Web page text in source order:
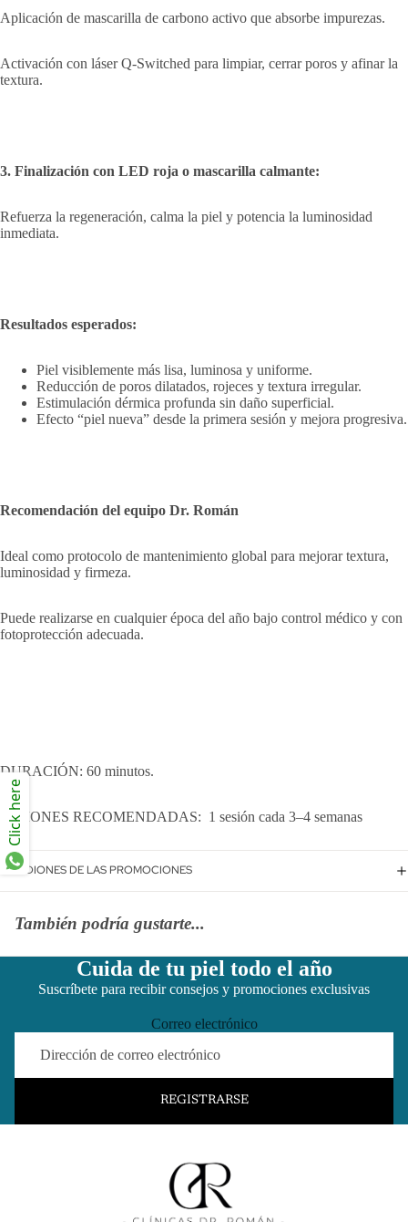
Aplicación de mascarilla de carbono activo que absorbe impurezas.
Activación con láser Q-Switched para limpiar, cerrar poros y afinar la
textura.
3. Finalización con LED roja o mascarilla calmante:
Refuerza la regeneración, calma la piel y potencia la luminosidad
inmediata.
Resultados esperados:
Piel visiblemente más lisa, luminosa y uniforme.
Reducción de poros dilatados, rojeces y textura irregular.
Estimulación dérmica profunda sin daño superficial.
Efecto “piel nueva” desde la primera sesión y mejora progresiva.
Recomendación del equipo Dr. Román
Ideal como protocolo de mantenimiento global para mejorar textura,
luminosidad y firmeza.
Puede realizarse en cualquier época del año bajo control médico y con
fotoprotección adecuada.
DURACIÓN: 60 minutos.
SESIONES RECOMENDADAS: 1 sesión cada 3–4 semanas
CONDIONES DE LAS PROMOCIONES
También podría gustarte...
Cuida de tu piel todo el año
Suscríbete para recibir consejos y promociones exclusivas
Correo electrónico
REGISTRARSE
Click here